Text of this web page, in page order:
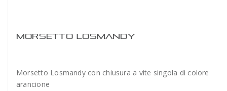
MORSETTO LOSMANDY
Morsetto Losmandy con chiusura a vite singola di colore
arancione